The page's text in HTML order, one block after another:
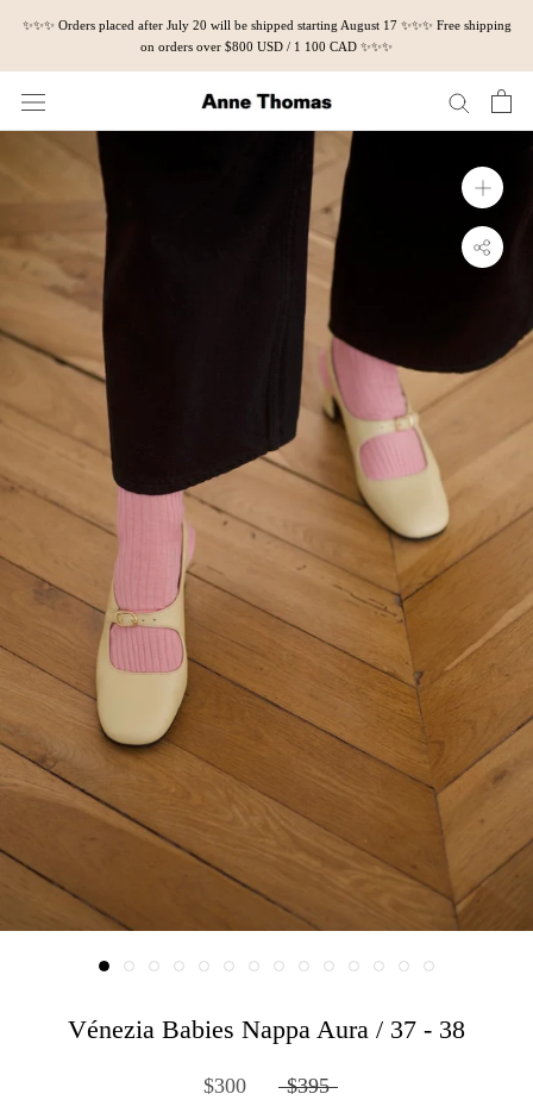
content
✨✨✨ Orders placed after July 20 will be shipped starting August 17 ✨✨✨ Free shipping
on orders over $800 USD / 1 100 CAD ✨✨✨
Vénezia Babies Nappa Aura / 37 - 38
$300 $395